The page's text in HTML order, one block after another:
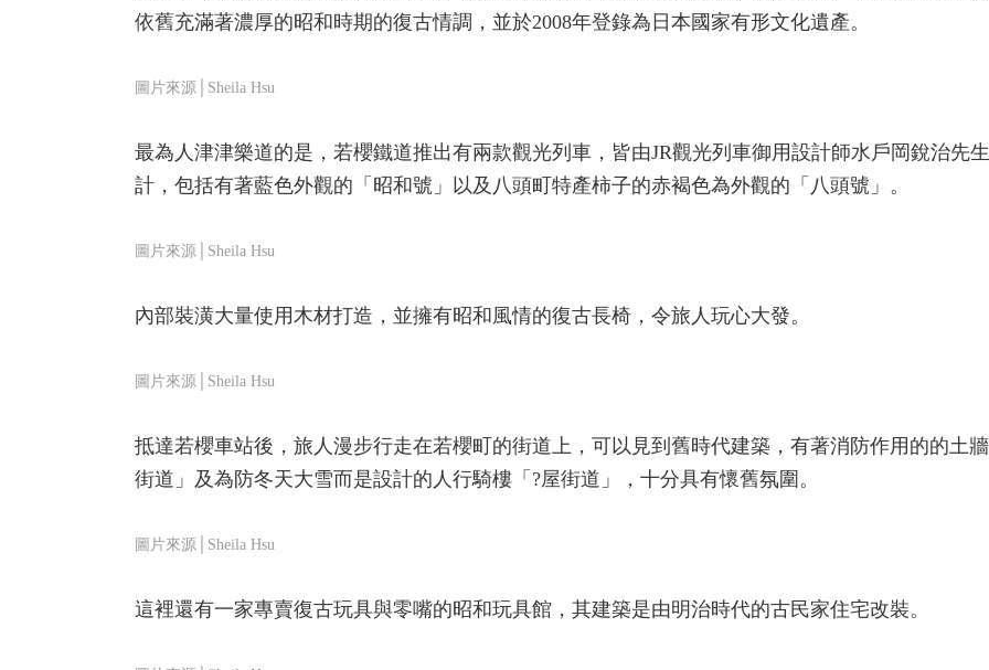
依舊充滿著濃厚的昭和時期的復古情調，並於2008年登錄為日本國家有形文化遺產。
圖片來源│Sheila Hsu
最為人津津樂道的是，若櫻鐵道推出有兩款觀光列車，皆由JR觀光列車御用設計師水戶岡銳治先
計，包括有著藍色外觀的「昭和號」以及八頭町特產柿子的赤褐色為外觀的「八頭號」。
圖片來源│Sheila Hsu
內部裝潢大量使用木材打造，並擁有昭和風情的復古長椅，令旅人玩心大發。
圖片來源│Sheila Hsu
抵達若櫻車站後，旅人漫步行走在若櫻町的街道上，可以見到舊時代建築，有著消防作用的的土
街道」及為防冬天大雪而是設計的人行騎樓「?屋街道」，十分具有懷舊氛圍。
圖片來源│Sheila Hsu
這裡還有一家專賣復古玩具與零嘴的昭和玩具館，其建築是由明治時代的古民家住宅改裝。